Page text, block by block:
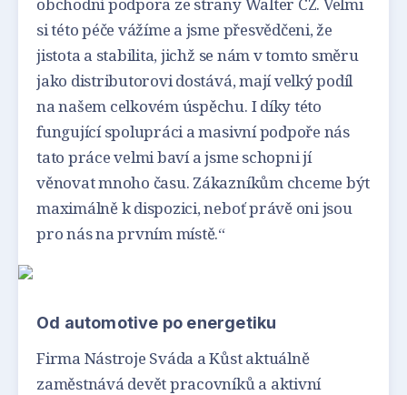
si této péče vážíme a jsme přesvědčeni, že
jistota a stabilita, jichž se nám v tomto směru
jako distributorovi dostává, mají velký podíl
na našem celkovém úspěchu. I díky této
fungující spolupráci a masivní podpoře nás
tato práce velmi baví a jsme schopni jí
věnovat mnoho času. Zákazníkům chceme být
maximálně k dispozici, neboť právě oni jsou
pro nás na prvním místě.“
Od automotive po energetiku
Firma Nástroje Sváda a Kůst aktuálně
zaměstnává devět pracovníků a aktivní